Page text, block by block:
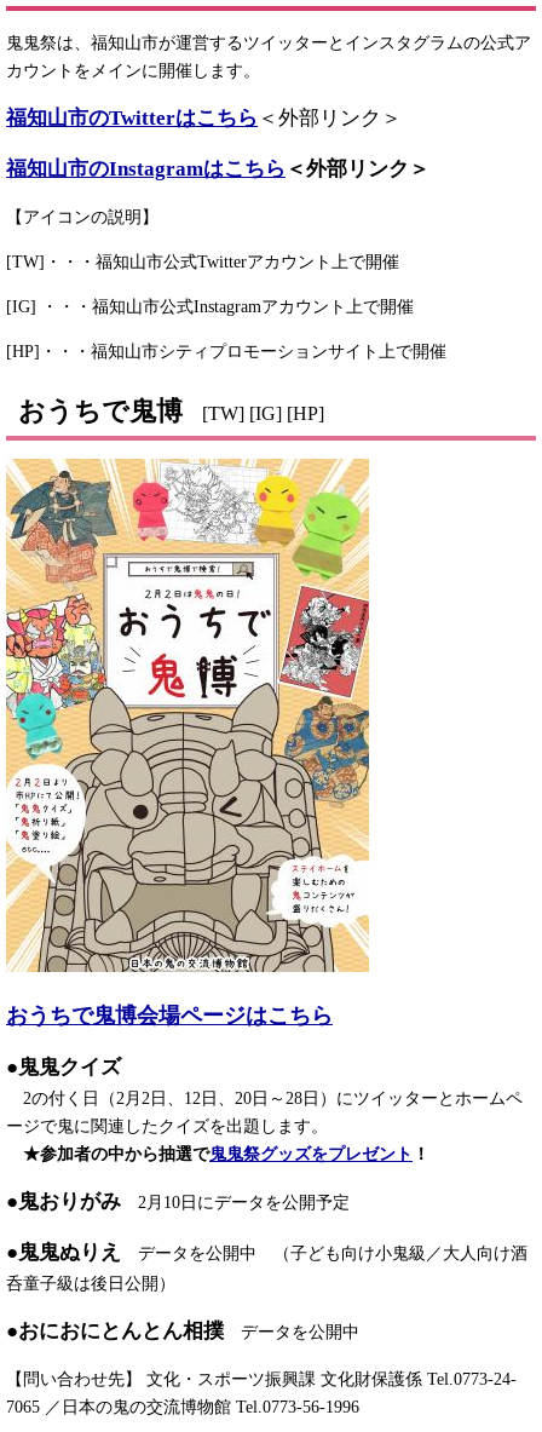
鬼鬼祭は、福知山市が運営するツイッターとインスタグラムの公式ア
カウントをメインに開催します。
福知山市のTwitterはこちら ＜外部リンク＞
福知山市のInstagramはこちら ＜外部リンク＞
【アイコンの説明】
[TW]・・・福知山市公式Twitterアカウント上で開催
[IG] ・・・福知山市公式Instagramアカウント上で開催
[HP]・・・福知山市シティプロモーションサイト上で開催
おうちで鬼博 [TW] [IG] [HP]
おうちで鬼博会場ページはこちら
●鬼鬼クイズ
2の付く日（2月2日、12日、20日～28日）にツイッターとホームペ
ージで鬼に関連したクイズを出題します。
★参加者の中から抽選で鬼鬼祭グッズをプレゼント ！
●鬼おりがみ 2月10日にデータを公開予定
●鬼鬼ぬりえ
データを公開中 （子ども向け小鬼級／大人向け酒
呑童子級は後日公開）
●おにおにとんとん相撲 データを公開中
【問い合わせ先】 文化・スポーツ振興課 文化財保護係 Tel.0773-24-
7065 ／日本の鬼の交流博物館 Tel.0773-56-1996